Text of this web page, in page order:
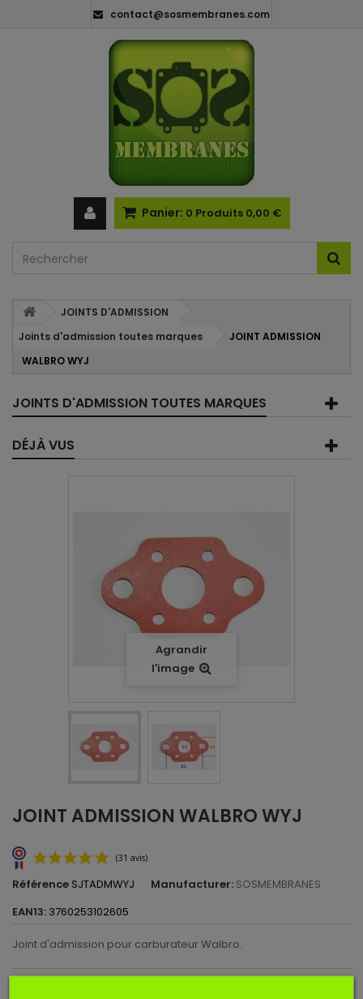
contact@sosmembranes.com
Panier: 0 Produits 0,00 €
JOINTS D'ADMISSION
Joints d'admission toutes marques
JOINT ADMISSION
WALBRO WYJ
JOINTS D'ADMISSION TOUTES MARQUES
DÉJÀ VUS
Agrandir
l'image
JOINT ADMISSION WALBRO WYJ
Référence SJTADMWYJ Manufacturer: SOSMEMBRANES
EAN13: 3760253102605
Joint d'admission pour carburateur Walbro.